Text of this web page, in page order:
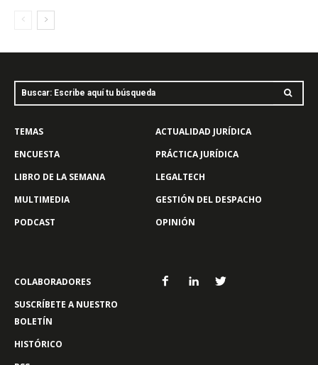
Buscar: Escribe aquí tu búsqueda
TEMAS
ENCUESTA
LIBRO DE LA SEMANA
MULTIMEDIA
PODCAST
ACTUALIDAD JURÍDICA
PRÁCTICA JURÍDICA
LEGALTECH
GESTIÓN DEL DESPACHO
OPINIÓN
COLABORADORES
SUSCRÍBETE A NUESTRO
BOLETÍN
HISTÓRICO